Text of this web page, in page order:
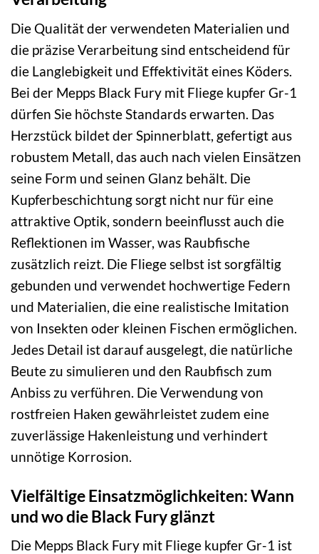
Die Qualität der verwendeten Materialien und
die präzise Verarbeitung sind entscheidend für
die Langlebigkeit und Effektivität eines Köders.
Bei der Mepps Black Fury mit Fliege kupfer Gr-1
dürfen Sie höchste Standards erwarten. Das
Herzstück bildet der Spinnerblatt, gefertigt aus
robustem Metall, das auch nach vielen Einsätzen
seine Form und seinen Glanz behält. Die
Kupferbeschichtung sorgt nicht nur für eine
attraktive Optik, sondern beeinflusst auch die
Reflektionen im Wasser, was Raubfische
zusätzlich reizt. Die Fliege selbst ist sorgfältig
gebunden und verwendet hochwertige Federn
und Materialien, die eine realistische Imitation
von Insekten oder kleinen Fischen ermöglichen.
Jedes Detail ist darauf ausgelegt, die natürliche
Beute zu simulieren und den Raubfisch zum
Anbiss zu verführen. Die Verwendung von
rostfreien Haken gewährleistet zudem eine
zuverlässige Hakenleistung und verhindert
unnötige Korrosion.
Vielfältige Einsatzmöglichkeiten: Wann
und wo die Black Fury glänzt
Die Mepps Black Fury mit Fliege kupfer Gr-1 ist